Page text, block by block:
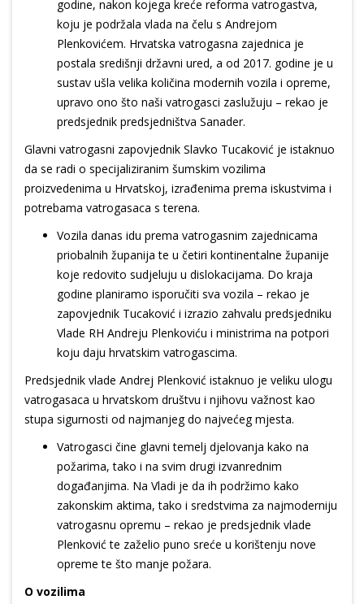
godine, nakon kojega kreće reforma vatrogastva,
koju je podržala vlada na čelu s Andrejom
Plenkovićem. Hrvatska vatrogasna zajednica je
postala središnji državni ured, a od 2017. godine je u
sustav ušla velika količina modernih vozila i opreme,
upravo ono što naši vatrogasci zaslužuju – rekao je
predsjednik predsjedništva Sanader.
Glavni vatrogasni zapovjednik Slavko Tucaković je istaknuo
da se radi o specijaliziranim šumskim vozilima
proizvedenima u Hrvatskoj, izrađenima prema iskustvima i
potrebama vatrogasaca s terena.
Vozila danas idu prema vatrogasnim zajednicama
priobalnih županija te u četiri kontinentalne županije
koje redovito sudjeluju u dislokacijama. Do kraja
godine planiramo isporučiti sva vozila – rekao je
zapovjednik Tucaković i izrazio zahvalu predsjedniku
Vlade RH Andreju Plenkoviću i ministrima na potpori
koju daju hrvatskim vatrogascima.
Predsjednik vlade Andrej Plenković istaknuo je veliku ulogu
vatrogasaca u hrvatskom društvu i njihovu važnost kao
stupa sigurnosti od najmanjeg do najvećeg mjesta.
Vatrogasci čine glavni temelj djelovanja kako na
požarima, tako i na svim drugi izvanrednim
događanjima. Na Vladi je da ih podržimo kako
zakonskim aktima, tako i sredstvima za najmoderniju
vatrogasnu opremu – rekao je predsjednik vlade
Plenković te zaželio puno sreće u korištenju nove
opreme te što manje požara.
O vozilima